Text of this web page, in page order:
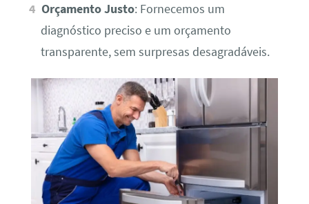
Orçamento Justo: Fornecemos um
diagnóstico preciso e um orçamento
transparente, sem surpresas desagradáveis.